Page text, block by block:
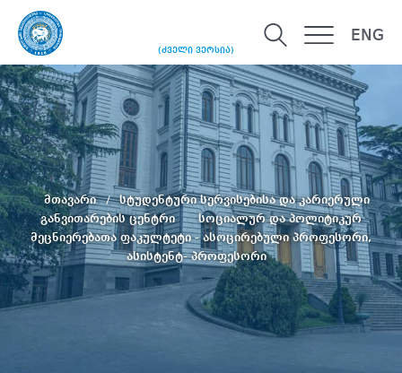
(ძველი ვერსია)
ENG
მთავარი
სტუდენტური სერვისებისა და კარიერული
განვითარების ცენტრი
სოციალურ და პოლიტიკურ
მეცნიერებათა ფაკულტეტი - ასოცირებული პროფესორი,
ასისტენტ- პროფესორი